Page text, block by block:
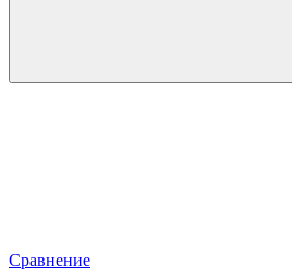
Сравнение